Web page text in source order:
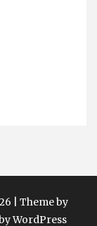
| Theme by
WordPress